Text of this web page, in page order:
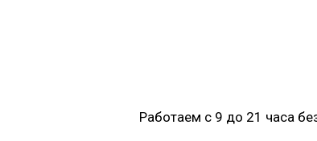
Работаем с 9 до 21 часа